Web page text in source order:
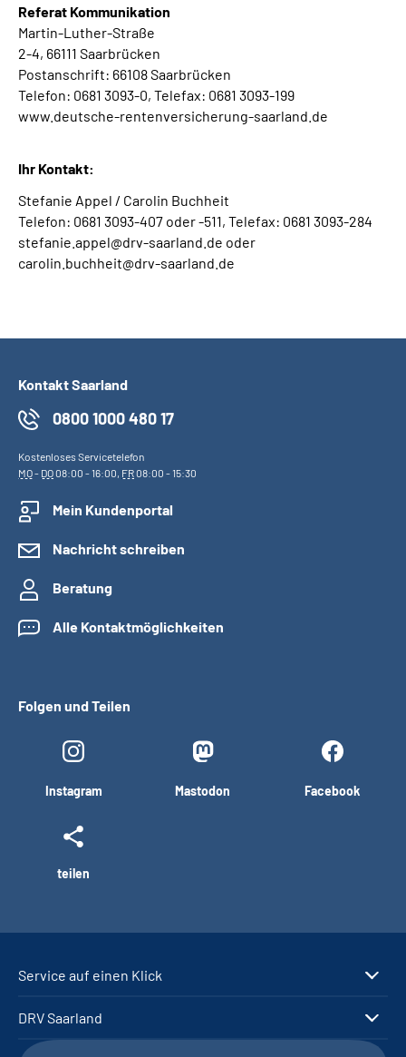
Referat Kommunikation
Martin-Luther-Straße
2-4, 66111 Saarbrücken
Postanschrift: 66108 Saarbrücken
Telefon: 0681 3093-0, Telefax: 0681 3093-199
www.deutsche-rentenversicherung-saarland.de
Ihr Kontakt:
Stefanie Appel / Carolin Buchheit
Telefon: 0681 3093-407 oder -511, Telefax: 0681 3093-284
stefanie.appel@drv-saarland.de oder
carolin.buchheit@drv-saarland.de
Kontakt Saarland
0800 1000 480 17
Kostenloses Servicetelefon
MO- DO08:00 - 16:00, FR08:00 - 15:30
Mein Kundenportal
Nachricht schreiben
Beratung
Alle Kontaktmöglichkeiten
Folgen und Teilen
Instagram Mastodon Facebook
teilen
Service auf einen Klick
DRV Saarland